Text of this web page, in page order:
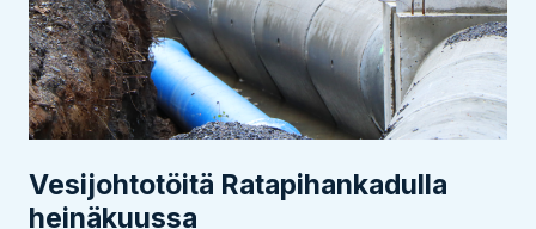
Vesijohtotöitä Ratapihankadulla
heinäkuussa